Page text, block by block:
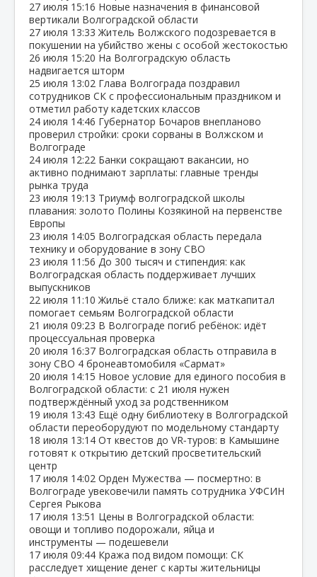
27 июля 15:16 Новые назначения в финансовой
вертикали Волгоградской области
27 июля 13:33 Житель Волжского подозревается в
покушении на убийство жены с особой жестокостью
26 июля 15:20 На Волгоградскую область
надвигается шторм
25 июля 13:02 Глава Волгограда поздравил
сотрудников СК с профессиональным праздником и
отметил работу кадетских классов
24 июля 14:46 Губернатор Бочаров внепланово
проверил стройки: сроки сорваны в Волжском и
Волгограде
24 июля 12:22 Банки сокращают вакансии, но
активно поднимают зарплаты: главные тренды
рынка труда
23 июля 19:13 Триумф волгоградской школы
плавания: золото Полины Козякиной на первенстве
Европы
23 июля 14:05 Волгоградская область передала
технику и оборудование в зону СВО
23 июля 11:56 До 300 тысяч и стипендия: как
Волгоградская область поддерживает лучших
выпускников
22 июля 11:10 Жильё стало ближе: как маткапитал
помогает семьям Волгоградской области
21 июля 09:23 В Волгограде погиб ребёнок: идёт
процессуальная проверка
20 июля 16:37 Волгоградская область отправила в
зону СВО 4 бронеавтомобиля «Сармат»
20 июля 14:15 Новое условие для единого пособия в
Волгоградской области: с 21 июля нужен
подтверждённый уход за родственником
19 июля 13:43 Ещё одну библиотеку в Волгоградской
области переоборудуют по модельному стандарту
18 июля 13:14 От квестов до VR‑туров: в Камышине
готовят к открытию детский просветительский
центр
17 июля 14:02 Орден Мужества — посмертно: в
Волгограде увековечили память сотрудника УФСИН
Сергея Рыкова
17 июля 13:51 Цены в Волгоградской области:
овощи и топливо подорожали, яйца и
инструменты — подешевели
17 июля 09:44 Кража под видом помощи: СК
расследует хищение денег с карты жительницы